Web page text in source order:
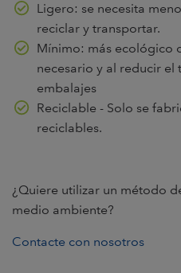
Ligero: se necesita
reciclar y transportar.
Mínimo: más ecológico
necesario y al reducir el
embalajes
Reciclable - Solo se
reciclables.
¿Quiere utilizar un método
medio ambiente?
Contacte con nosotros